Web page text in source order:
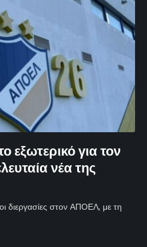
εξωτερικό για τον
νέα της
διεργασίες στον ΑΠΟΕΛ, με τη